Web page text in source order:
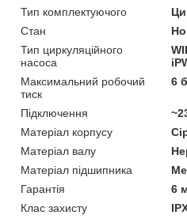
Тип комплектуючого
Стан
Тип циркуляційного
насоса
Максимальний робочий
тиск
6
Підключення
Матеріал корпусу
Матеріал валу
Матеріал підшипника
Гарантія
6
Клас захисту